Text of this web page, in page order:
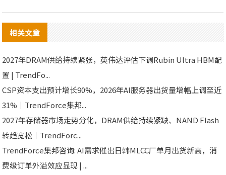
相关文章
2027年DRAM供给持续紧张，英伟达评估下调Rubin Ultra HBM配
置 | TrendFo...
CSP资本支出预计增长90%，2026年AI服务器出货量增幅上调至近
31%｜TrendForce集邦...
2027年存储器市场走势分化，DRAM供给持续紧缺、NAND Flash
转趋宽松｜TrendForc...
TrendForce集邦咨询: AI需求催出日韩MLCC厂单月出货新高，消
费级订单外溢效应显现 | ...